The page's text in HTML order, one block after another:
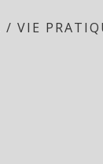
/VIE